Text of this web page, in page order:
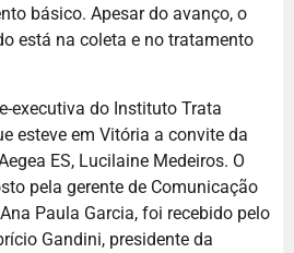
básico. Apesar do avanço, o
está na coleta e no tratamento
executiva do Instituto Trata
esteve em Vitória a convite da
ES, Lucilaine Medeiros. O
pela gerente de Comunicação
Paula Garcia, foi recebido pelo
Gandini, presidente da